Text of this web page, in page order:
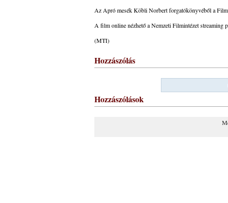
Az Apró mesék Köbli Norbert forgatókönyvéből a
A film online nézhető a Nemzeti Filmintézet
(MTI)
Hozzászólás
Hozzászólások